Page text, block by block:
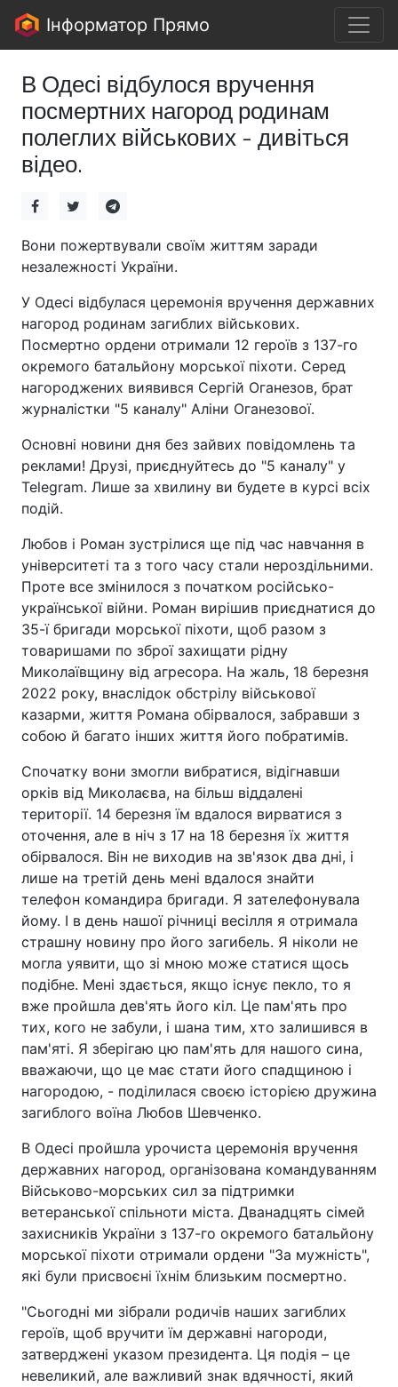
Інформатор Прямо
В Одесі відбулося вручення
посмертних нагород родинам
полеглих військових - дивіться
відео.
Вони пожертвували своїм життям заради
незалежності України.
У Одесі відбулася церемонія вручення державних
нагород родинам загиблих військових.
Посмертно ордени отримали 12 героїв з 137-го
окремого батальйону морської піхоти. Серед
нагороджених виявився Сергій Оганезов, брат
журналістки "5 каналу" Аліни Оганезової.
Основні новини дня без зайвих повідомлень та
реклами! Друзі, приєднуйтесь до "5 каналу" у
Telegram. Лише за хвилину ви будете в курсі всіх
подій.
Любов і Роман зустрілися ще під час навчання в
університеті та з того часу стали нероздільними.
Проте все змінилося з початком російсько-
української війни. Роман вирішив приєднатися до
35-ї бригади морської піхоти, щоб разом з
товаришами по зброї захищати рідну
Миколаївщину від агресора. На жаль, 18 березня
2022 року, внаслідок обстрілу військової
казарми, життя Романа обірвалося, забравши з
собою й багато інших життя його побратимів.
Спочатку вони змогли вибратися, відігнавши
орків від Миколаєва, на більш віддалені
території. 14 березня їм вдалося вирватися з
оточення, але в ніч з 17 на 18 березня їх життя
обірвалося. Він не виходив на зв'язок два дні, і
лише на третій день мені вдалося знайти
телефон командира бригади. Я зателефонувала
йому. І в день нашої річниці весілля я отримала
страшну новину про його загибель. Я ніколи не
могла уявити, що зі мною може статися щось
подібне. Мені здається, якщо існує пекло, то я
вже пройшла дев'ять його кіл. Це пам'ять про
тих, кого не забули, і шана тим, хто залишився в
пам'яті. Я зберігаю цю пам'ять для нашого сина,
вважаючи, що це має стати його спадщиною і
нагородою, - поділилася своєю історією дружина
загиблого воїна Любов Шевченко.
В Одесі пройшла урочиста церемонія вручення
державних нагород, організована командуванням
Військово-морських сил за підтримки
ветеранської спільноти міста. Дванадцять сімей
захисників України з 137-го окремого батальйону
морської піхоти отримали ордени "За мужність",
які були присвоєні їхнім близьким посмертно.
"Сьогодні ми зібрали родичів наших загиблих
героїв, щоб вручити їм державні нагороди,
затверджені указом президента. Ця подія – це
невеликий, але важливий знак вдячності, який